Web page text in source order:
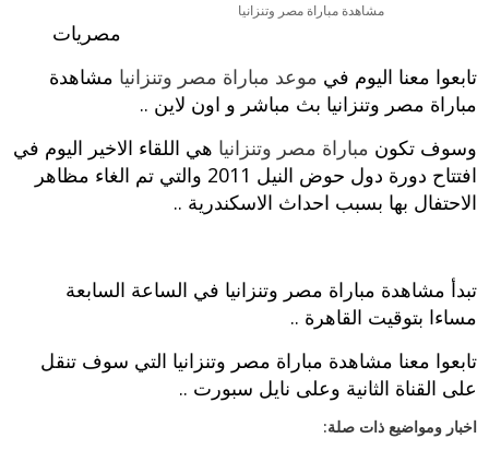
مشاهدة مباراة مصر وتنزانيا
مصريات
تابعوا معنا اليوم في موعد مباراة مصر وتنزانيا مشاهدة
مباراة مصر وتنزانيا بث مباشر و اون لاين ..
وسوف تكون مباراة مصر وتنزانيا هي اللقاء الاخير اليوم في
افتتاح دورة دول حوض النيل 2011 والتي تم الغاء مظاهر
الاحتفال بها بسبب احداث الاسكندرية ..
تبدأ مشاهدة مباراة مصر وتنزانيا في الساعة السابعة
مساءا بتوقيت القاهرة ..
تابعوا معنا مشاهدة مباراة مصر وتنزانيا التي سوف تنقل
على القناة الثانية وعلى نايل سبورت ..
اخبار ومواضيع ذات صلة: